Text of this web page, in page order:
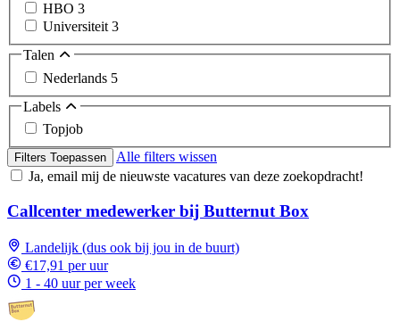
HBO 3
Universiteit 3
Talen
Nederlands 5
Labels
Topjob
Filters Toepassen
Alle filters wissen
Ja, email mij de nieuwste vacatures van deze zoekopdracht!
Callcenter medewerker bij Butternut Box
Landelijk (dus ook bij jou in de buurt)
€17,91 per uur
1 - 40 uur per week